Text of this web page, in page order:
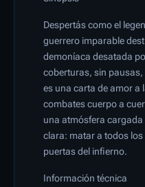
Despertás como el
guerrero imparable
demoníaca desatada
coberturas, sin
es una carta de amor a
combates cuerpo a
una atmósfera
clara: matar a todos
puertas del infierno.
Información técnica